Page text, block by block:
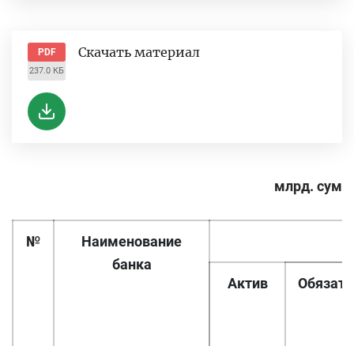
PDF
237.0 КБ
Скачать материал
млрд. сум
№
Наименование
банка
Актив